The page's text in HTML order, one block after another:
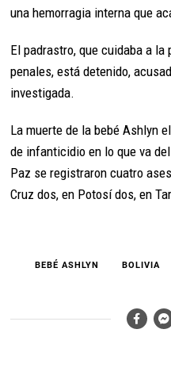
una hemorragia interna que
El padrastro, que cuidaba a
penales, está detenido,
investigada.
La muerte de la bebé Ashlyn
de infanticidio en lo que va
Paz se registraron cuatro
Cruz dos, en Potosí dos, en
BEBÉ ASHLYN BOLIVIA